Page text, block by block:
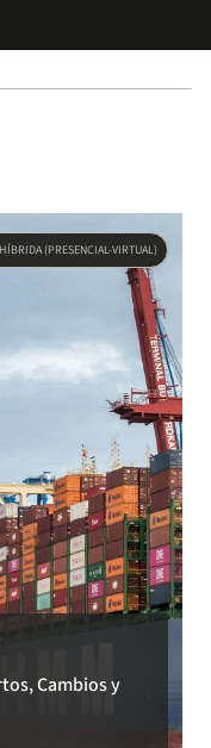
HÍBRIDA (PRESENCIAL-VIRTUAL)
Cambios y